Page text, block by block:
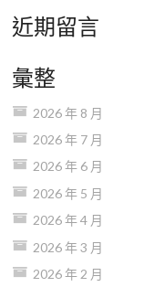
近期留言
彙整
2026 年 8 月
2026 年 7 月
2026 年 6 月
2026 年 5 月
2026 年 4 月
2026 年 3 月
2026 年 2 月